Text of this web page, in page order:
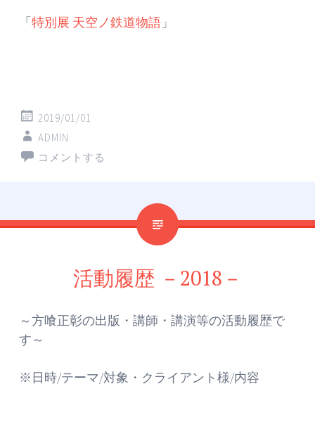
「特別展 天空ノ鉄道物語 」
2019/01/01
ADMIN
コメントする
活動履歴 －2018－
～方喰正彰の出版・講師・講演等の活動履歴で
す～
※日時/テーマ/対象・クライアント様/内容